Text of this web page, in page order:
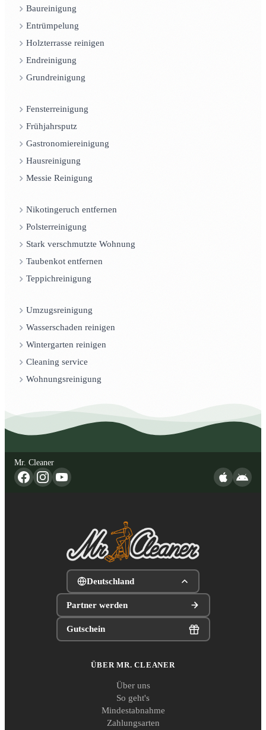
Baureinigung
Entrümpelung
Holzterrasse reinigen
Endreinigung
Grundreinigung
Fensterreinigung
Frühjahrsputz
Gastronomiereinigung
Hausreinigung
Messie Reinigung
Nikotingeruch entfernen
Polsterreinigung
Stark verschmutzte Wohnung
Taubenkot entfernen
Teppichreinigung
Umzugsreinigung
Wasserschaden reinigen
Wintergarten reinigen
Cleaning service
Wohnungsreinigung
Mr. Cleaner
Deutschland
Partner werden
Gutschein
ÜBER MR. CLEANER
Über uns
So geht's
Mindestabnahme
Zahlungsarten